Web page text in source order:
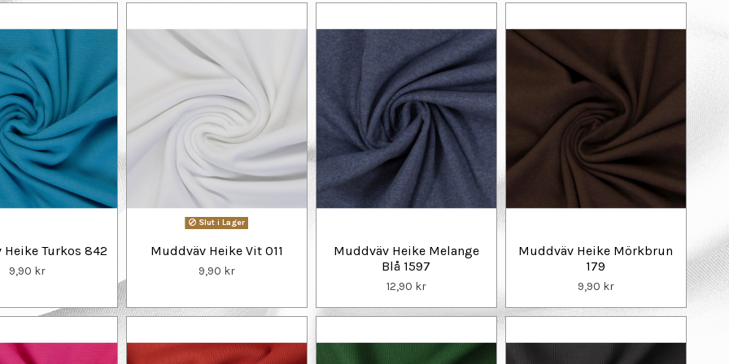
Turkos 842
9,90 kr
Slut i Lager
Muddväv Heike Vit 011
9,90 kr
Muddväv Heike Melange
Blå 1597
12,90 kr
Muddväv Heike Mörkbrun
179
9,90 kr